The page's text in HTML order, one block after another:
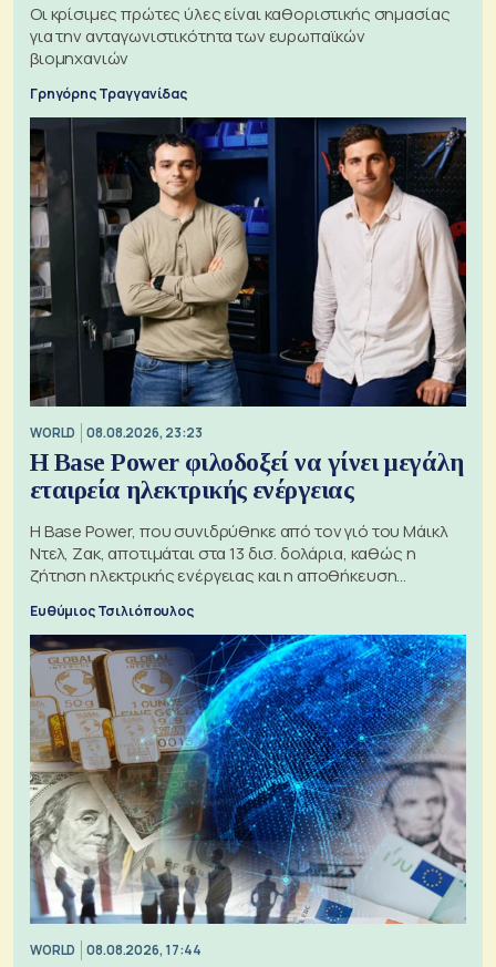
Οι κρίσιμες πρώτες ύλες είναι καθοριστικής σημασίας
για την ανταγωνιστικότητα των ευρωπαϊκών
βιομηχανιών
Γρηγόρης Τραγγανίδας
WORLD 08.08.2026, 23:23
Η Base Power φιλοδοξεί να γίνει μεγάλη
εταιρεία ηλεκτρικής ενέργειας
Η Base Power, που συνιδρύθηκε από τον γιό του Μάικλ
Ντελ, Ζακ, αποτιμάται στα 13 δισ. δολάρια, καθώς η
ζήτηση ηλεκτρικής ενέργειας και η αποθήκευση
Ευθύμιος Τσιλιόπουλος
WORLD 08.08.2026, 17:44